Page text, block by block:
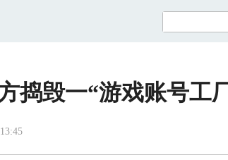
捣毁一“游戏账号工